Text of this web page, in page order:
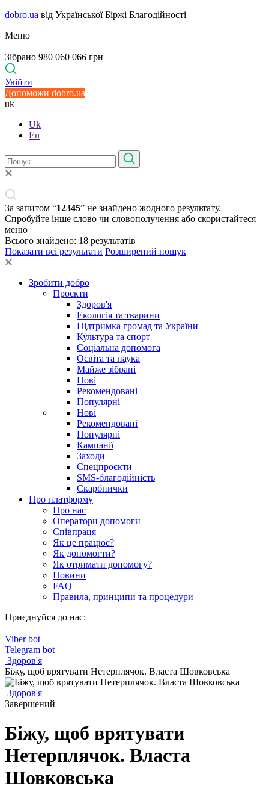
dobro.ua від Української Біржі Благодійності
Меню
Зібрано 980 060 066 грн
Увійти
Допоможи dobro.ua
uk
Uk
En
За запитом “12345” не знайдено жодного результату.
Спробуйте інше слово чи словополучення або скористайтеся
меню
Всього знайдено: 18 результатів
Показати всі результати Розширений пошук
Зробити добро
Проєкти
Здоров'я
Екологія та тварини
Підтримка громад та України
Культура та спорт
Соціальна допомога
Освіта та наука
Майже зібрані
Нові
Рекомендовані
Популярні
Нові
Рекомендовані
Популярні
Кампанії
Заходи
Спецпроєкти
SMS-благодійність
Скарбнички
Про платформу
Про нас
Оператори допомоги
Співпраця
Як це працює?
Як допомогти?
Як отримати допомогу?
Новини
FAQ
Правила, принципи та процедури
Приєднуйся до нас:
Viber bot
Telegram bot
Здоров'я
Біжу, щоб врятувати Нетерплячок. Власта Шовковська
Здоров'я
Завершений
Біжу, щоб врятувати
Нетерплячок. Власта
Шовковська